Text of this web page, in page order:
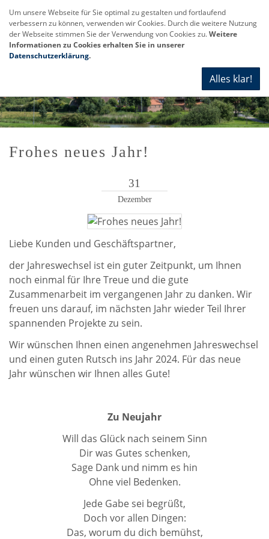
Frohes neues Jahr!
31
Dezember
Liebe Kunden und Geschäftspartner,
der Jahreswechsel ist ein guter Zeitpunkt, um Ihnen
noch einmal für Ihre Treue und die gute
Zusammenarbeit im vergangenen Jahr zu danken. Wir
freuen uns darauf, im nächsten Jahr wieder Teil Ihrer
spannenden Projekte zu sein.
Wir wünschen Ihnen einen angenehmen Jahreswechsel
und einen guten Rutsch ins Jahr 2024. Für das neue
Jahr wünschen wir Ihnen alles Gute!
Zu Neujahr
Will das Glück nach seinem Sinn
Dir was Gutes schenken,
Sage Dank und nimm es hin
Ohne viel Bedenken.
Jede Gabe sei begrüßt,
Doch vor allen Dingen:
Das, worum du dich bemühst,
Um unsere Webseite für Sie optimal zu gestalten und fortlaufend
verbessern zu können, verwenden wir Cookies. Durch die weitere Nutzung
der Webseite stimmen Sie der Verwendung von Cookies zu.Weitere
Informationen zu Cookies erhalten Sie in unserer
Datenschutzerklärung.
Alles klar!